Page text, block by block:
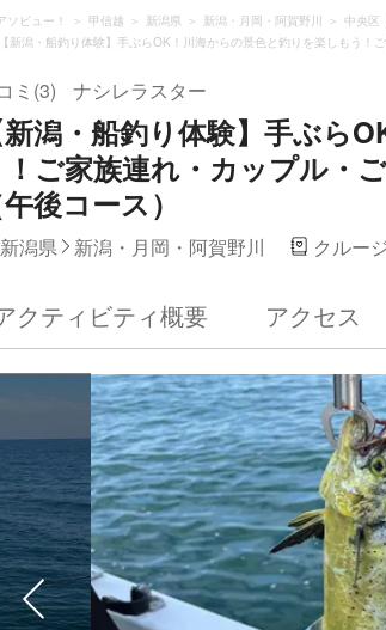
ソビュー！ 甲信越 新潟県 新潟・月岡・阿賀野川 中央区
【新潟・船釣り体験】手ぶらOK！川海からの景色と釣りを楽しもう！
ミ(3) ナシレラスター
新潟・船釣り体験】手ぶら
！ご家族連れ・カップル・
午後コース）
新潟県 新潟・月岡・阿賀野川 クルー
クティビティ概要 アクセス